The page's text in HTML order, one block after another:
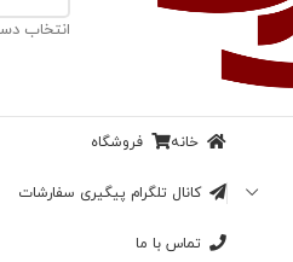
انتخاب
خانه فروشگاه
کانال تلگرام پیگیری سفارشات
تماس با ما